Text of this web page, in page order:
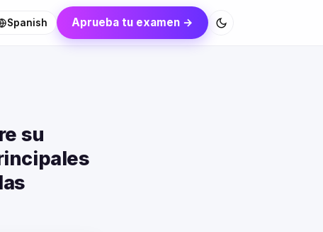
Spanish Aprueba tu examen →
su